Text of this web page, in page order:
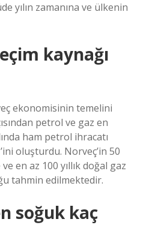
yılın zamanına ve ülkenin
kaynağı
ekonomisinin temelini
petrol ve gaz en
ham petrol ihracatı
oluşturdu. Norveç’in 50
en az 100 yıllık doğal gaz
tahmin edilmektedir.
soğuk kaç